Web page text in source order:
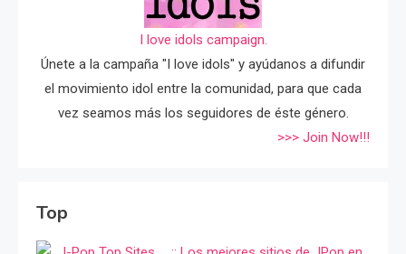
I love idols campaign.
Únete a la campaña "I love idols" y ayúdanos a difundir
el movimiento idol entre la comunidad, para que cada
vez seamos más los seguidores de éste género.
>>> Join Now!!!
Top